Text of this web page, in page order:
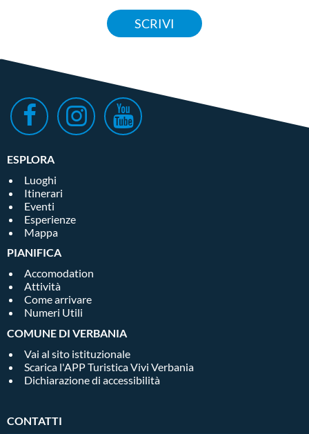
SCRIVI
ESPLORA
Luoghi
Itinerari
Eventi
Esperienze
Mappa
PIANIFICA
Accomodation
Attività
Come arrivare
Numeri Utili
COMUNE DI VERBANIA
Vai al sito istituzionale
Scarica l'APP Turistica Vivi Verbania
Dichiarazione di accessibilità
CONTATTI